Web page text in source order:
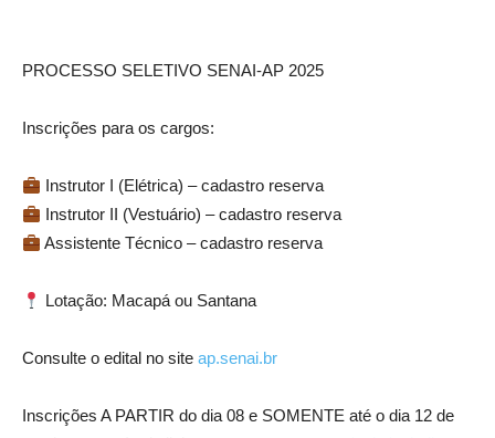
PROCESSO SELETIVO SENAI-AP 2025
Inscrições para os cargos:
Instrutor I (Elétrica) – cadastro reserva
Instrutor II (Vestuário) – cadastro reserva
Assistente Técnico – cadastro reserva
Lotação: Macapá ou Santana
Consulte o edital no site ap.senai.br
Inscrições A PARTIR do dia 08 e SOMENTE até o dia 12 de